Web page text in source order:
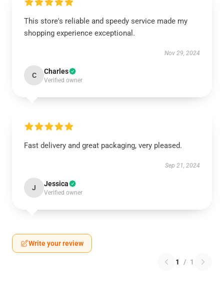
This store's reliable and speedy service made my
shopping experience exceptional.
Nov 29, 2024
C Charles
Verified owner
Fast delivery and great packaging, very pleased.
Sep 21, 2024
J Jessica
Verified owner
Write your review
1 / 1